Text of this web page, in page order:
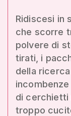
Ridiscesi in
che scorre
polvere di
tirati, i
della
di cerchietti
troppo